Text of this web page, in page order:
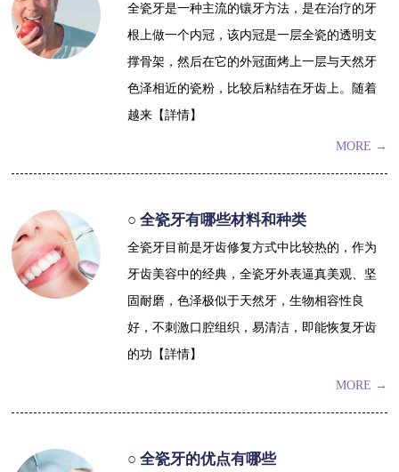
全瓷牙是一种主流的镶牙方法，是在治疗的牙
根上做一个内冠，该内冠是一层全瓷的透明支
撑骨架，然后在它的外冠面烤上一层与天然牙
色泽相近的瓷粉，比较后粘结在牙齿上。随着
越来【詳情】
MORE →
○ 全瓷牙有哪些材料和种类
全瓷牙目前是牙齿修复方式中比较热的，作为
牙齿美容中的经典，全瓷牙外表逼真美观、坚
固耐磨，色泽极似于天然牙，生物相容性良
好，不刺激口腔组织，易清洁，即能恢复牙齿
的功【詳情】
MORE →
○ 全瓷牙的优点有哪些